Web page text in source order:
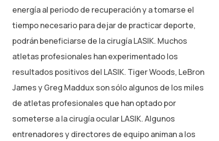
energía al periodo de recuperación y a tomarse el
tiempo necesario para dejar de practicar deporte,
podrán beneficiarse de la cirugía LASIK. Muchos
atletas profesionales han experimentado los
resultados positivos del LASIK. Tiger Woods, LeBron
James y Greg Maddux son sólo algunos de los miles
de atletas profesionales que han optado por
someterse a la cirugía ocular LASIK. Algunos
entrenadores y directores de equipo animan a los